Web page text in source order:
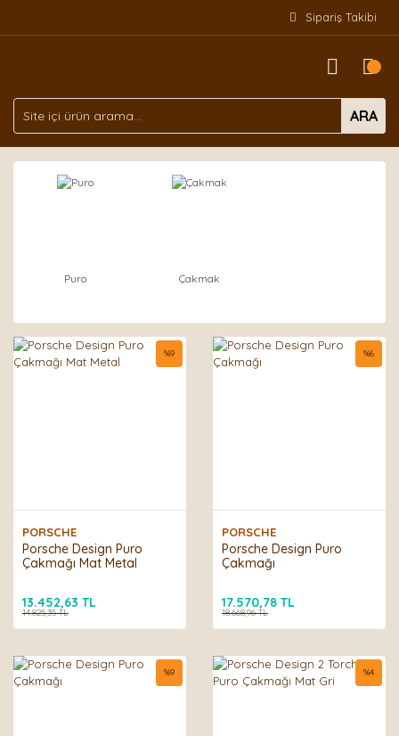
Sipariş Takibi
ARA
Puro Çakmak
PORSCHE
Porsche Design Puro
Çakmağı Mat Metal
%9
13.452,63 TL
14.825,35 TL
PORSCHE
Porsche Design Puro
Çakmağı
%6
17.570,78 TL
18.668,96 TL
%9 %4